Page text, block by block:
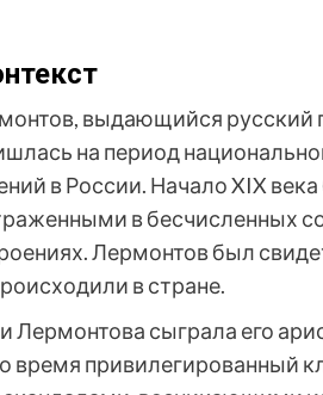
выдающийся русский
на период
в России. Начало XIX
в бесчисленных
Лермонтов был
в стране.
сыграла его
время привилегированный